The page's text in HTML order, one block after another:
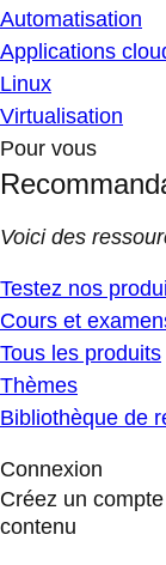
Automatisation
Applications
Linux
Virtualisation
Pour vous
Voici des
Testez nos
Cours et
Tous les produits
Thèmes
Bibliothèque de
Connexion
Créez un
contenu